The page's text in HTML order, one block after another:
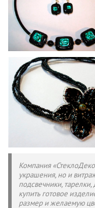
Компания
украшения, но и
подсвечники,
купить готовое
размер и желаемую